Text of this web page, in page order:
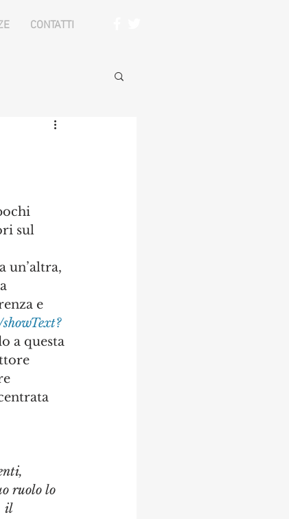
CONTATTI
sul
un’altra,
e
a questa
ruolo lo
il